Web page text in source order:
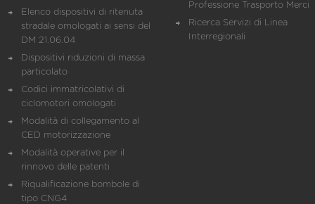
Elenco dispositivi di ritenuta
stradale omologati ai sensi del
DM 21.06.04
Dispositivi riduzioni di massa
particolato
Codici immatricolativi di
ciclomotori omologati
Modalità di collegamento al
CED motorizzazione
Modalità operative per il
rinnovo delle patenti
Riqualificazione bombole di
tipo CNG4
Professione Trasporto Merci
Ricerca Servizi di Linea
Interregionali